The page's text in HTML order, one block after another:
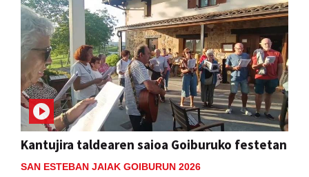
Kantujira taldearen saioa Goiburuko festetan
SAN ESTEBAN JAIAK GOIBURUN 2026